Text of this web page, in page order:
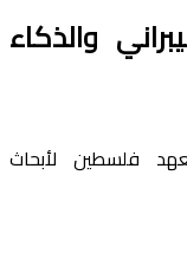
والذكاء
فلسطين لأبحاث